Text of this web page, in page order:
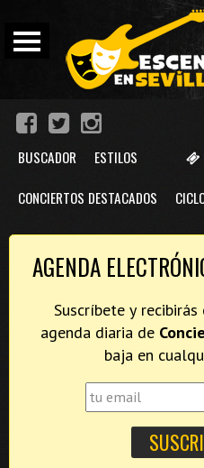
BUSCADOR ESTILOS
CONCIERTOS DESTACADOS
AGENDA
Suscríbete y
agenda diaria de
baja en